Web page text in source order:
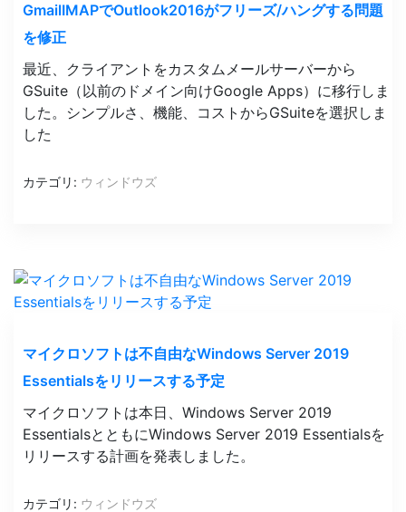
GmailIMAPでOutlook2016がフリーズ/ハングする問題
を修正
最近、クライアントをカスタムメールサーバーから
GSuite（以前のドメイン向けGoogle Apps）に移行しま
した。シンプルさ、機能、コストからGSuiteを選択しま
した
カテゴリ: ウィンドウズ
マイクロソフトは不自由なWindows Server 2019
Essentialsをリリースする予定
マイクロソフトは本日、Windows Server 2019
EssentialsとともにWindows Server 2019 Essentialsを
リリースする計画を発表しました。
カテゴリ: ウィンドウズ